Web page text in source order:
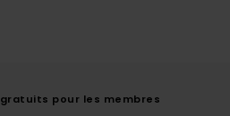
pour les membres